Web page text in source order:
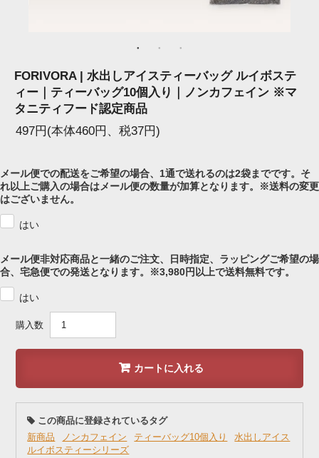
FORIVORA | 水出しアイスティーバッグ ルイボステ
ィー｜ティーバッグ10個入り｜ノンカフェイン ※マ
タニティフード認定商品
497円(本体460円、税37円)
メール便での配送をご希望の場合、1通で送れるのは2袋までです。そ
れ以上ご購入の場合はメール便の数量が加算となります。※送料の変更
はございません。
はい
メール便非対応商品と一緒のご注文、日時指定、ラッピングご希望の場
合、宅急便での発送となります。※3,980円以上で送料無料です。
はい
購入数
カートに入れる
この商品に登録されているタグ
新商品
ノンカフェイン ティーバッグ10個入り
水出しアイス
ルイボスティーシリーズ